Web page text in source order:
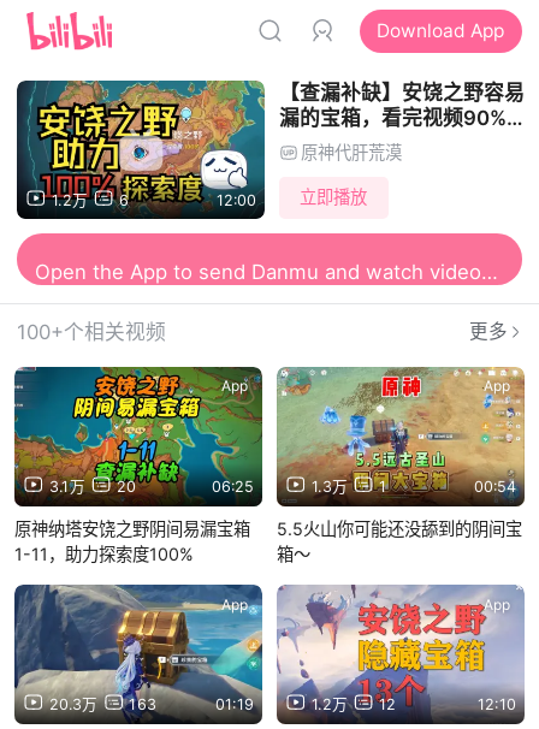
Download App
1.2万 6 12:00
【查漏补缺】安饶之野容易
漏的宝箱，看完视频90%
的探索度变100%！
原神代肝荒漠
立即播放
Open the App to watch more Amazing videos
100+个相关视频 更多
3.1万 20 06:25
App
原神纳塔安饶之野阴间易漏宝箱
1-11，助力探索度100%
1.3万 1 00:54
App
5.5火山你可能还没舔到的阴间宝
箱～
20.3万 163 01:19
App
1.2万 12 12:10
App